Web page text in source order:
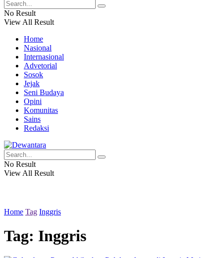
No Result
View All Result
Home
Nasional
Internasional
Advetorial
Sosok
Jejak
Seni Budaya
Opini
Komunitas
Sains
Redaksi
No Result
View All Result
Home Tag Inggris
Tag: Inggris